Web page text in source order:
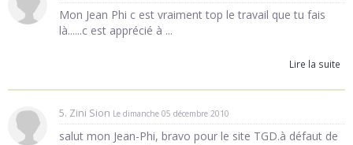
Mon Jean Phi c est vraiment top le travail que tu fais
là......c est apprécié à ...
Lire la suite
5. Zini Sion Le dimanche 05 décembre 2010
salut mon Jean-Phi, bravo pour le site TGD.à défaut de